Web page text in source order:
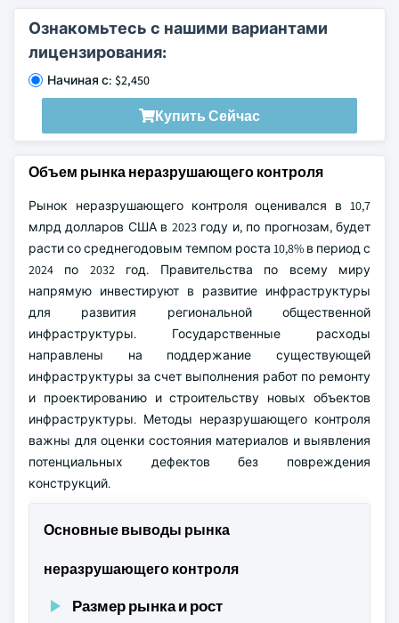
Ознакомьтесь с нашими вариантами
лицензирования:
Начиная с: $2,450
Купить Сейчас
Объем рынка неразрушающего контроля
Рынок неразрушающего контроля оценивался в 10,7
млрд долларов США в 2023 году и, по прогнозам, будет
расти со среднегодовым темпом роста 10,8% в период с
2024 по 2032 год. Правительства по всему миру
напрямую инвестируют в развитие инфраструктуры
для развития региональной общественной
инфраструктуры. Государственные расходы
направлены на поддержание существующей
инфраструктуры за счет выполнения работ по ремонту
и проектированию и строительству новых объектов
инфраструктуры. Методы неразрушающего контроля
важны для оценки состояния материалов и выявления
потенциальных дефектов без повреждения
конструкций.
Основные выводы рынка
неразрушающего контроля
Размер рынка и рост